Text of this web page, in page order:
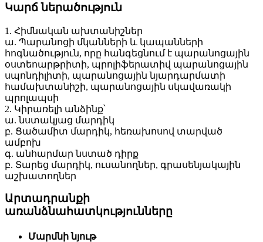
Կարճ ներածություն
1. Հիմնական ախտանիշներ
ա. Պարանոցի մկանների և կապանների
հոգնածություն, որը հանգեցնում է պարանոցային
օստեոարթրիտի, պրոլիֆերատիվ պարանոցային
սպոնդիլիտի, պարանոցային նյարդարմատի
համախտանիշի, պարանոցային սկավառակի
պրոլապսի
2. Կիրառելի անձինք՝
ա. նստակյաց մարդիկ
բ. Ցածամիտ մարդիկ, հեռախոսով տարված
ամբոխ
գ. անհարմար նստած դիրք
բ. Տարեց մարդիկ, ուսանողներ, գրասենյակային
աշխատողներ
Արտադրանքի
առանձնահատկությունները
Մարմնի նյութ